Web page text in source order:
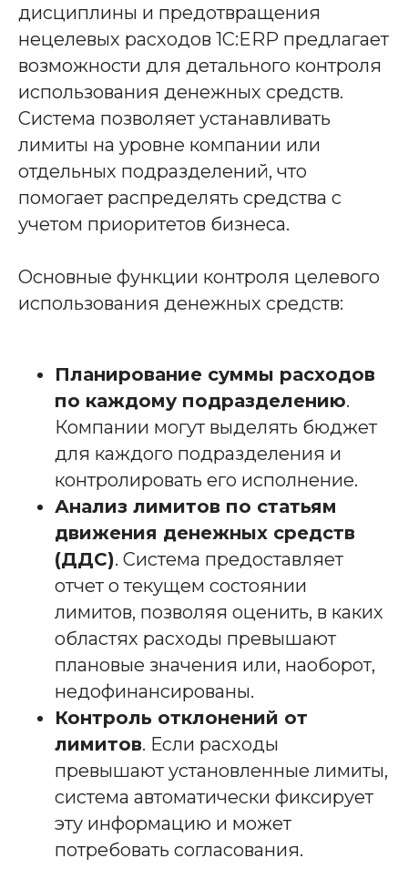
дисциплины и предотвращения
нецелевых расходов 1С:ERP предлагает
возможности для детального контроля
использования денежных средств.
Система позволяет устанавливать
лимиты на уровне компании или
отдельных подразделений, что
помогает распределять средства с
учетом приоритетов бизнеса.
Основные функции контроля целевого
использования денежных средств:
Планирование суммы расходов
по каждому подразделению.
Компании могут выделять бюджет
для каждого подразделения и
контролировать его исполнение.
Анализ лимитов по статьям
движения денежных средств
(ДДС). Система предоставляет
отчет о текущем состоянии
лимитов, позволяя оценить, в каких
областях расходы превышают
плановые значения или, наоборот,
недофинансированы.
Контроль отклонений от
лимитов. Если расходы
превышают установленные лимиты,
система автоматически фиксирует
эту информацию и может
потребовать согласования.